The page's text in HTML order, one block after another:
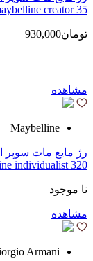
creator 35
تومان930,000
مشاهده
Maybelline
individualist 320
نا موجود
مشاهده
Armani